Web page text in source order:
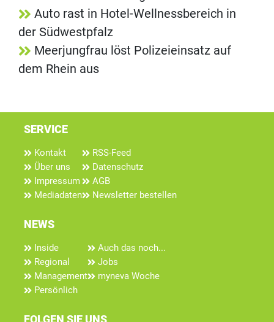
Auto rast in Hotel-Wellnessbereich in
der Südwestpfalz
Meerjungfrau löst Polizeieinsatz auf
dem Rhein aus
SERVICE
Kontakt
Über uns
Impressum
Mediadaten
RSS-Feed
Datenschutz
AGB
Newsletter bestellen
NEWS
Inside
Regional
Management
Persönlich
Auch das noch...
Jobs
myneva Woche